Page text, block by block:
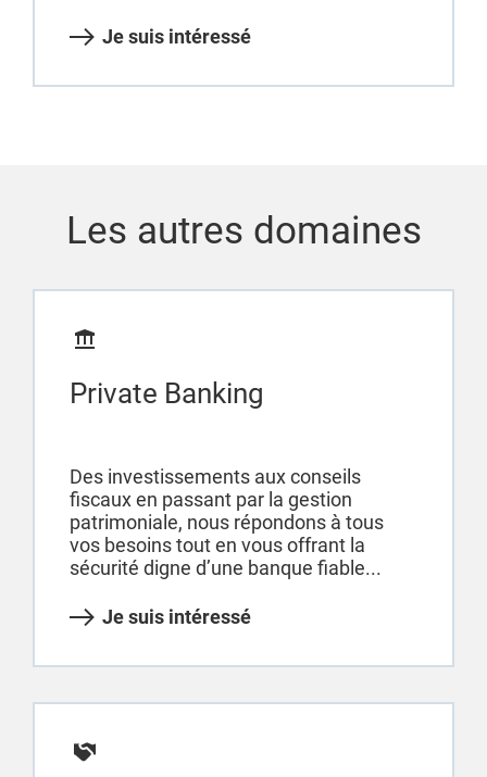
Je suis intéressé
Les autres domaines
Private Banking
Des investissements aux conseils
fiscaux en passant par la gestion
patrimoniale, nous répondons à tous
vos besoins tout en vous offrant la
sécurité digne d’une banque fiable...
Je suis intéressé